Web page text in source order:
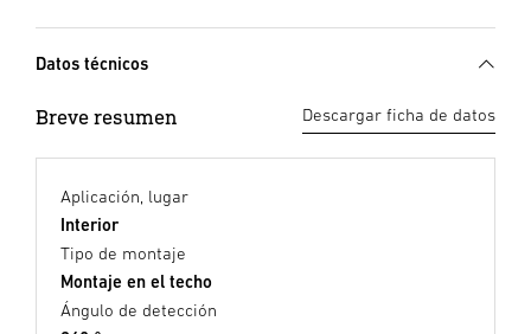
Datos técnicos
Breve resumen Descargar ficha de datos
Aplicación, lugar
Interior
Tipo de montaje
Montaje en el techo
Ángulo de detección